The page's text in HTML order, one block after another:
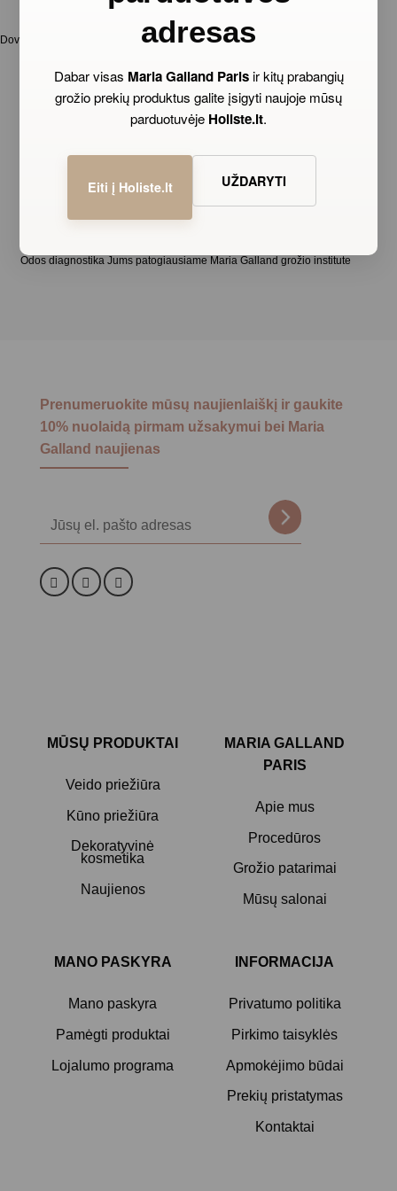
adresas
Dabar visas Maria Galland Parisir kitų prabangių
grožio prekių produktus galite įsigyti naujoje mūsų
parduotuvėje Holiste.lt.
Eiti į Holiste.lt UŽDARYTI
Dovanos su kiekvienu užsakymu, naujienos ir spec.pasiūlymai naujienlaiškių
ASMENIŠKAI PARINKTOS PRIEMONĖS
Odos diagnostika Jums patogiausiame Maria Galland grožio institute
Prenumeruokite mūsų naujienlaiškį ir gaukite
10% nuolaidą pirmam užsakymui bei Maria
Galland naujienas
MŪSŲ PRODUKTAI
Veido priežiūra
Kūno priežiūra
Dekoratyvinė
kosmetika
Naujienos
MARIA GALLAND
PARIS
Apie mus
Procedūros
Grožio patarimai
Mūsų salonai
MANO PASKYRA
Mano paskyra
Pamėgti produktai
Lojalumo programa
INFORMACIJA
Privatumo politika
Pirkimo taisyklės
Apmokėjimo būdai
Prekių pristatymas
Kontaktai